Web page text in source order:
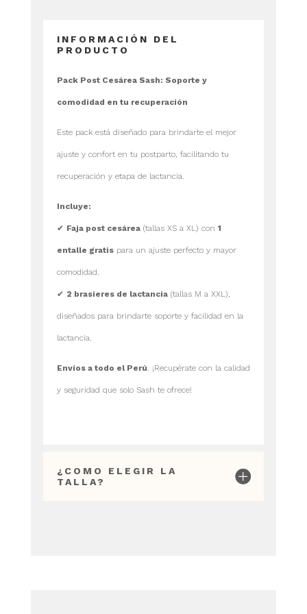
INFORMACIÓN DEL
PRODUCTO
Pack Post Cesárea Sash: Soporte y
comodidad en tu recuperación
Este pack está diseñado para brindarte el mejor
ajuste y confort en tu postparto, facilitando tu
recuperación y etapa de lactancia.
Incluye:
✔ Faja post cesárea(tallas XS a XL) con 1
entalle gratispara un ajuste perfecto y mayor
comodidad.
✔ 2 brasieres de lactancia(tallas M a XXL),
diseñados para brindarte soporte y facilidad en la
lactancia.
Envíos a todo el Perú . ¡Recupérate con la calidad
y seguridad que solo Sash te ofrece!
¿COMO ELEGIR LA
TALLA?